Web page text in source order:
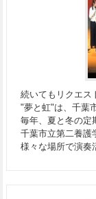
続いてもリクエス
"夢と虹"は、千葉
毎年、夏と冬の定
千葉市立第二養護
様々な場所で演奏